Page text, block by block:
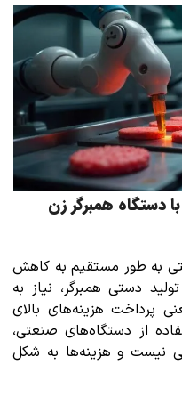
دستگاه همبرگر زن
به طور مستقیم به کاهش
دستی همبرگر، نیاز به
پرداخت هزینه‌های بالای
از دستگاه‌های صنعتی،
نیست و هزینه‌ها به شکل